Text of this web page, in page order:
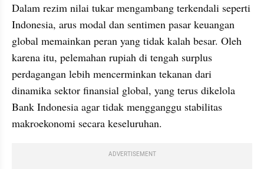
Dalam rezim nilai tukar mengambang terkendali seperti
Indonesia, arus modal dan sentimen pasar keuangan
global memainkan peran yang tidak kalah besar. Oleh
karena itu, pelemahan rupiah di tengah surplus
perdagangan lebih mencerminkan tekanan dari
dinamika sektor finansial global, yang terus dikelola
Bank Indonesia agar tidak mengganggu stabilitas
makroekonomi secara keseluruhan.
ADVERTISEMENT